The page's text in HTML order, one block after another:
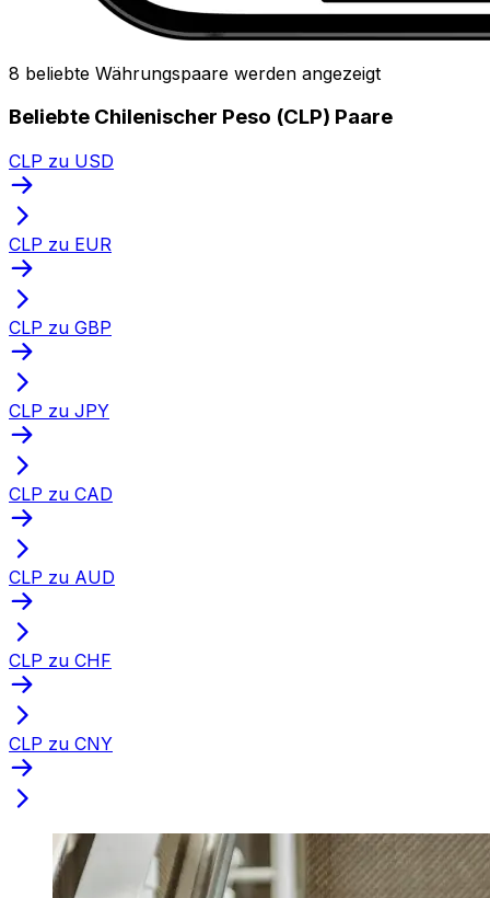
8 beliebte Währungspaare werden angezeigt
Beliebte Chilenischer Peso (CLP) Paare
CLP zu USD
CLP zu EUR
CLP zu GBP
CLP zu JPY
CLP zu CAD
CLP zu AUD
CLP zu CHF
CLP zu CNY